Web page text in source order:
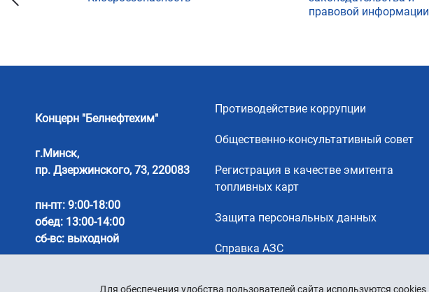
Для обеспечения удобства пользователей сайта используются cookies
правовой информации
Концерн "Белнефтехим"
г.Минск,
пр. Дзержинского, 73, 220083
пн-пт: 9:00-18:00
обед: 13:00-14:00
сб-вс: выходной
Противодействие коррупции
Общественно-консультативный совет
Регистрация в качестве эмитента
топливных карт
Защита персональных данных
Справка АЗС